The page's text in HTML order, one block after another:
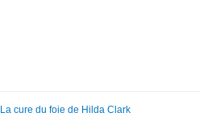
La cure du foie de Hilda Clark